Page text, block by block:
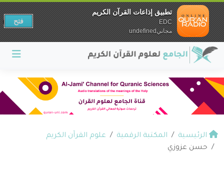
الرئيسية المكتبة الرقمية
علوم القرآن الكريم
حسن عزوزي
تطبيق إذاعات القرآن الكريم
EDC
مجانيundefined
فتح